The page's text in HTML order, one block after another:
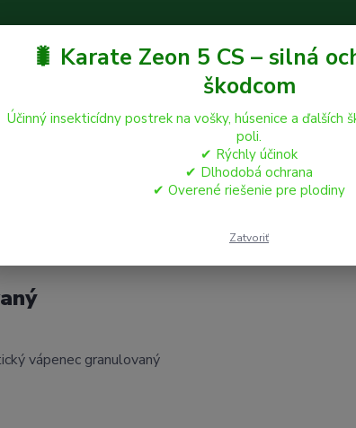
miláčikovia Hospodárske zvieratá
🐛 Karate Zeon 5 CS – silná
škodcom
Účinný insekticídny postrek na vošky, húsenice a ďalších
poli.
✔ Rýchly účinok
✔ Dlhodobá ochrana
✔ Overené riešenie pre plodiny
Zatvoriť